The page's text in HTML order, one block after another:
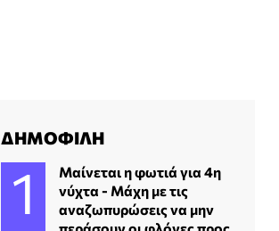
ΔΗΜΟΦΙΛΗ
Μαίνεται η φωτιά για 4η
νύχτα - Μάχη με τις
αναζωπυρώσεις να μην